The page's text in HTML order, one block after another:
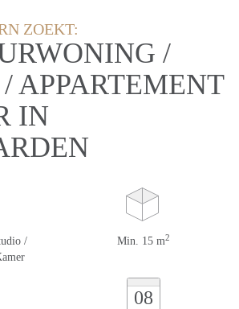
ZOEKT:
/
APPARTEMENT
IN
/
Min. 15 m2
08